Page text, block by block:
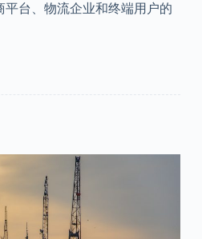
台、物流企业和终端用户的